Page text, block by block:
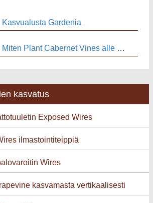
Kasvualusta Gardenia
Miten Plant Cabernet Vines alle metrin Apart
kasvatus
Exposed Wires
ilmastointiteippiä
Wires
kasvamasta vertikaalisesti